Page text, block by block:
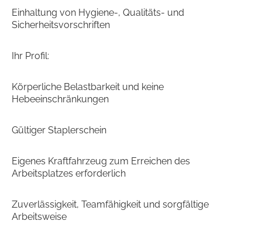
Einhaltung von Hygiene-, Qualitäts- und
Sicherheitsvorschriften
Ihr Profil:
Körperliche Belastbarkeit und keine
Hebeeinschränkungen
Gültiger Staplerschein
Eigenes Kraftfahrzeug zum Erreichen des
Arbeitsplatzes erforderlich
Zuverlässigkeit, Teamfähigkeit und sorgfältige
Arbeitsweise